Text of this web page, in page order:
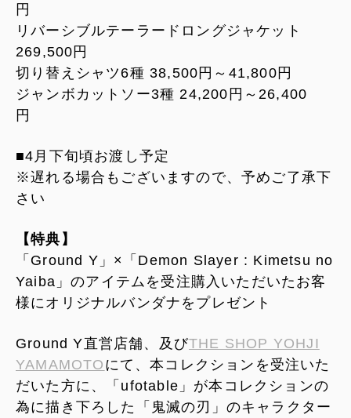
円
リバーシブルテーラードロングジャケット
269,500円
切り替えシャツ6種 38,500円～41,800円
ジャンボカットソー3種 24,200円～26,400
円
■4月下旬頃お渡し予定
※遅れる場合もございますので、予めご了承下
さい
【特典】
「Ground Y」×「Demon Slayer : Kimetsu no
Yaiba」のアイテムを受注購入いただいたお客
様にオリジナルバンダナをプレゼント
Ground Y直営店舗、及びTHE SHOP YOHJI
YAMAMOTO にて、本コレクションを受注いた
だいた方に、「ufotable」が本コレクションの
為に描き下ろした「鬼滅の刃」のキャラクター